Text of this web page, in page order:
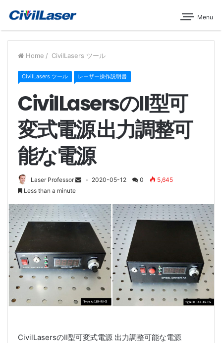
Menu
Home / CivilLasers ツール
CivilLasers ツール レーザー操作説明書
CivilLasersのII型可
変式電源 出力調整可
能な電源
Laser Professor 2020-05-12 0
5,645
Less than a minute
CivilLasersのII型可変式電源 出力調整可能な電源